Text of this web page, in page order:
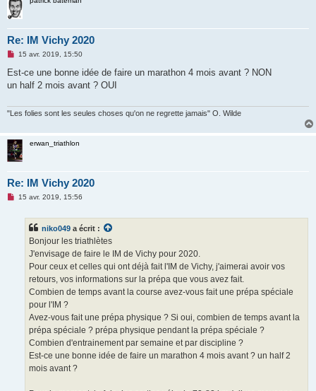
n
l
u
Re: IM Vichy 2020
M
s
a
n
l
u
15 avr. 2019, 15:50
Est-ce une bonne idée de faire un marathon 4 mois avant ? NON
un half 2 mois avant ? OUI
"Les folies sont les seules choses qu'on ne regrette jamais" O. Wilde
erwan_triathlon
Re: IM Vichy 2020
M15 avr. 2019, 15:56
niko049 a écrit :
Bonjour les triathlètes
J'envisage de faire le IM de Vichy pour 2020.
Pour ceux et celles qui ont déjà fait l'IM de Vichy, j'aimerai avoir vos
retours, vos informations sur la prépa que vous avez fait.
Combien de temps avant la course avez-vous fait une prépa spéciale
pour l'IM ?
Avez-vous fait une prépa physique ? Si oui, combien de temps avant la
prépa spéciale ? prépa physique pendant la prépa spéciale ?
Combien d'entrainement par semaine et par discipline ?
Est-ce une bonne idée de faire un marathon 4 mois avant ? un half 2
mois avant ?